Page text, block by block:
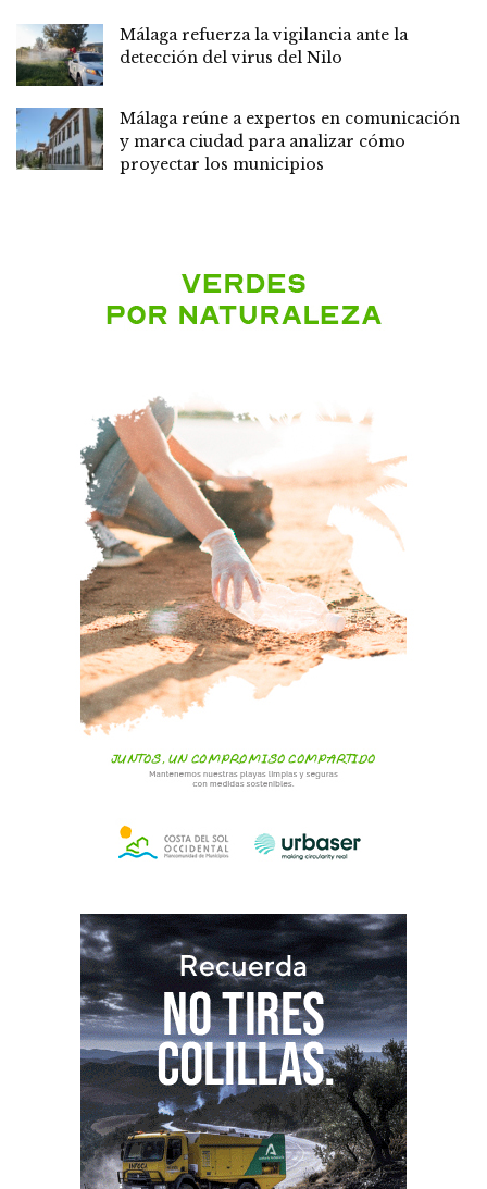
Málaga refuerza la vigilancia ante la
detección del virus del Nilo
Málaga reúne a expertos en comunicación
y marca ciudad para analizar cómo
proyectar los municipios